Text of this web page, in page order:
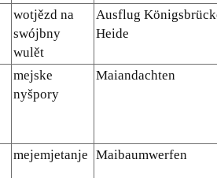
wotjězd na
swójbny
wulět
Ausflug
Heide
mejske
nyšpory
Maiandachten
mejemjetanje Maibaumwerfen